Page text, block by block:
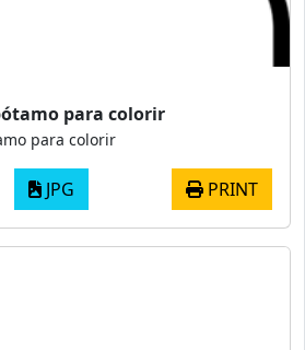
para colorir
para colorir
JPG PRINT